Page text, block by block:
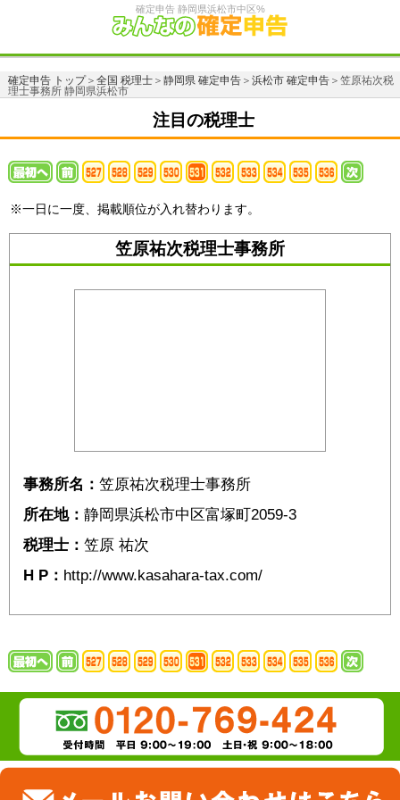
確定申告 静岡県浜松市中区%
確定申告 トップ＞ 全国 税理士＞ 静岡県 確定申告＞ 浜松市 確定申告＞笠原祐次税
理士事務所 静岡県浜松市
注目の税理士
※一日に一度、掲載順位が入れ替わります。
笠原祐次税理士事務所
事務所名： 笠原祐次税理士事務所
所在地： 静岡県浜松市中区富塚町2059-3
税理士： 笠原 祐次
H P： http://www.kasahara-tax.com/